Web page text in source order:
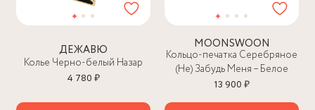
ДЕЖАВЮ
Колье Черно-белый Назар
4 780 ₽
MOONSWOON
Кольцо-печатка Серебряное
(Не) Забудь Меня – Белое
13 900 ₽